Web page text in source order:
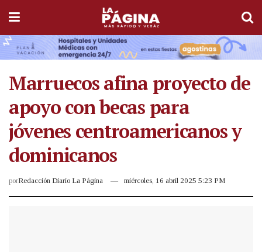
Marruecos afina proyecto de
apoyo con becas para
jóvenes centroamericanos y
dominicanos
porRedacción Diario La Página miércoles, 16 abril 2025 5:23 PM